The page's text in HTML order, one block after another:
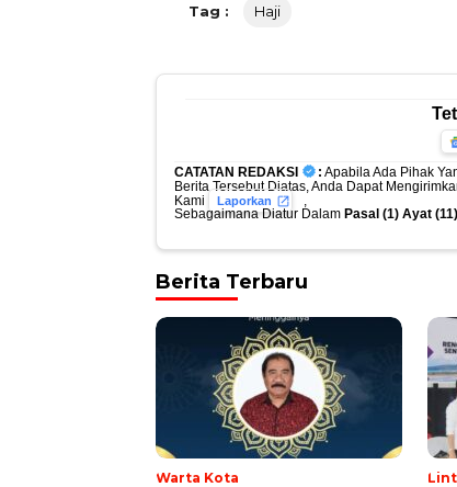
Tag : Haji
CATATAN REDAKSI : Apabila Ada Pihak
Berita Tersebut Diatas, Anda Dapat
Kami
Laporkan
Sebagaimana Diatur Dalam Pasal (1) Ayat
Berita Terbaru
Warta Kota